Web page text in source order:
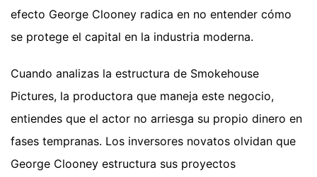
efecto George Clooney radica en no entender cómo
se protege el capital en la industria moderna.
Cuando analizas la estructura de Smokehouse
Pictures, la productora que maneja este negocio,
entiendes que el actor no arriesga su propio dinero en
fases tempranas. Los inversores novatos olvidan que
George Clooney estructura sus proyectos